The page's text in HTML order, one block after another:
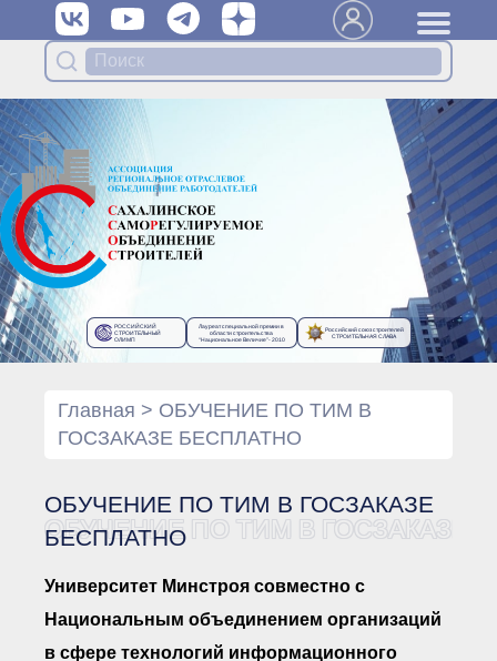
Органы управления Ассоциации
● Общее собрание членов
● Генеральный директор
Специализированные органы
● Контрольный комитет
● Дисциплинарный комитет
● Архив
Протоколы органов управления
Документы Ассоциации
документы
● Сбор предложений во
Финансовая отчетность
РОССИЙСКИЙ
СТРОИТЕЛЬНЫЙ
ОЛИМП
Лауреат специальной премии в
области строительства
“Национальное Величие”- 2010
Российский союз строителей
СТРОИТЕЛЬНАЯ СЛАВА
Главная > ОБУЧЕНИЕ ПО ТИМ В
ГОСЗАКАЗЕ БЕСПЛАТНО
ОБУЧЕНИЕ ПО ТИМ В ГОСЗАКАЗЕ
БЕСПЛАТНО
ОБУЧЕНИЕ ПО ТИМ В ГОСЗАКАЗЕ
Университет Минстроя совместно с
Национальным объединением организаций
в сфере технологий информационного